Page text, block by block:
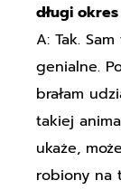
długi
A: Tak.
genialne.
brałam
takiej
ukaże,
robiony na